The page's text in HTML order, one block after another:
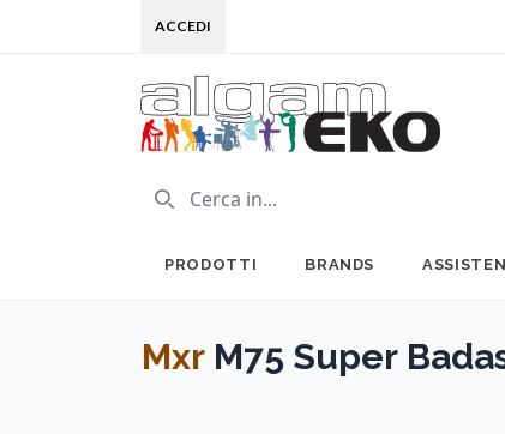
ACCEDI
PRODOTTI BRANDS
Mxr M75 Super